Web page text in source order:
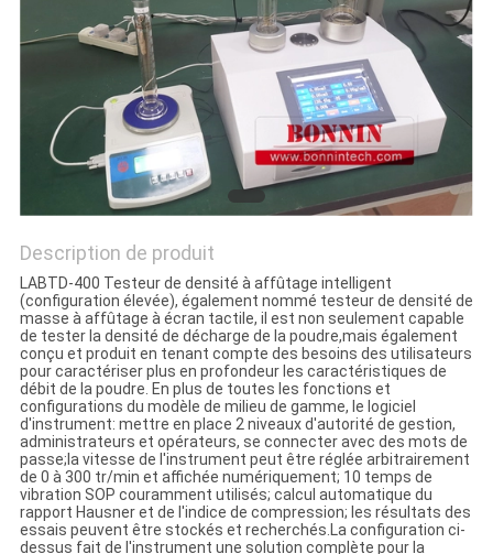
PLAN
SITE
PRIVACY
Description de produit
LABTD-400 Testeur de densité à affûtage intelligent
(configuration élevée), également nommé testeur de densité de
masse à affûtage à écran tactile, il est non seulement capable
de tester la densité de décharge de la poudre,mais également
conçu et produit en tenant compte des besoins des utilisateurs
pour caractériser plus en profondeur les caractéristiques de
débit de la poudre. En plus de toutes les fonctions et
configurations du modèle de milieu de gamme, le logiciel
d'instrument: mettre en place 2 niveaux d'autorité de gestion,
administrateurs et opérateurs, se connecter avec des mots de
passe;la vitesse de l'instrument peut être réglée arbitrairement
de 0 à 300 tr/min et affichée numériquement; 10 temps de
vibration SOP couramment utilisés; calcul automatique du
rapport Hausner et de l'indice de compression; les résultats des
essais peuvent être stockés et recherchés.La configuration ci-
dessus fait de l'instrument une solution complète pour la